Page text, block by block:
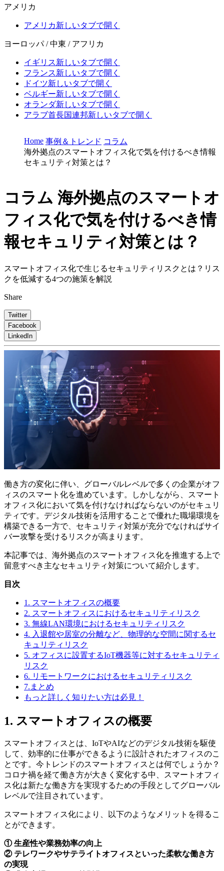
アメリカ
アメリカ新しいタブで開く
ヨーロッパ / 中東 / アフリカ
イギリス新しいタブで開く
フランス新しいタブで開く
ドイツ新しいタブで開く
ベルギー新しいタブで開く
オランダ新しいタブで開く
アラブ首長国連邦新しいタブで開く
Home 事例＆トレンド コラム
海外拠点のスマートオフィス化で気を付けるべき情報
セキュリティ対策とは？
コラム 海外拠点のスマートオ
フィス化で気を付けるべき情
報セキュリティ対策とは？
スマートオフィス化で生じるセキュリティリスクとは？リス
クを低減する4つの施策を解説
Share
Twitter
Facebook
LinkedIn
働き方の変化に伴い、グローバルレベルで多くの企業がオフ
ィスのスマート化を進めています。しかしながら、スマート
オフィス化において気を付けなければならないのがセキュリ
ティです。デジタル技術を活用することで優れた職場環境を
構築できる一方で、セキュリティ対策が充分でなければサイ
バー攻撃を受けるリスクが高まります。
本記事では、海外拠点のスマートオフィス化を推進する上で
留意すべき主なセキュリティ対策について紹介します。
目次
1. スマートオフィスの概要
2. スマートオフィスにおけるセキュリティリスク
3. 無線LAN環境におけるセキュリティリスク
4. 入退館や居室の分離など、物理的な空間に関するセ
キュリティリスク
5. オフィスに設置するIoT機器等に対するセキュリティ
リスク
6. リモートワークにおけるセキュリティリスク
7.まとめ
もっと詳しく知りたい方は必見！
1. スマートオフィスの概要
スマートオフィスとは、IoTやAIなどのデジタル技術を駆使
して、効率的に仕事ができるように設計されたオフィスのこ
とです。今トレンドのスマートオフィスとは何でしょうか？
コロナ禍を経て働き方が大きく変化する中、スマートオフィ
ス化は新たな働き方を実現するための手段としてグローバル
レベルで注目されています。
スマートオフィス化により、以下のようなメリットを得るこ
とができます。
① 生産性や業務効率の向上
② テレワークやサテライトオフィスといった柔軟な働き方
の実現